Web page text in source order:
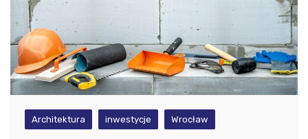
Architektura inwestycje Wrocław